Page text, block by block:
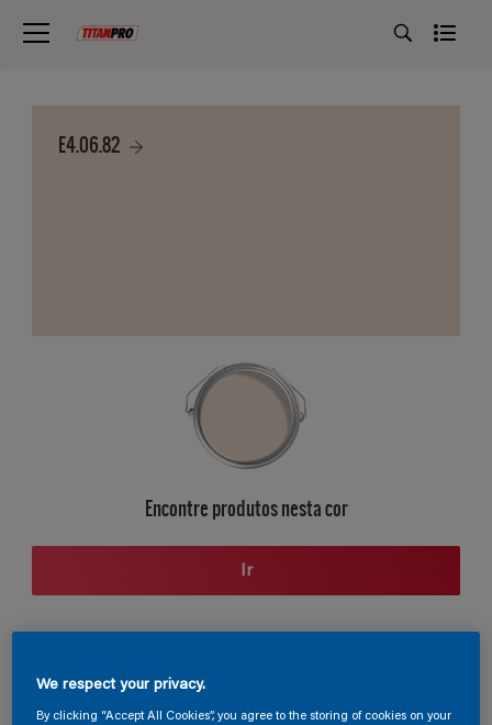
E4.06.82
Encontre produtos nesta cor
Ir
Seção de cores
We respect your privacy.
By clicking “Accept All Cookies”, you agree to the storing of cookies on your